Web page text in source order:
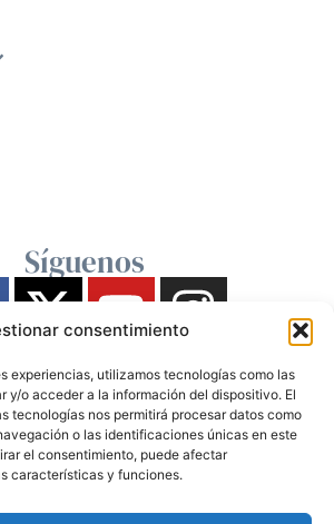
consentimiento
experiencias, utilizamos tecnologías como las
y/o acceder a la información del dispositivo. El
tecnologías nos permitirá procesar datos como
o las identificaciones únicas en este
el consentimiento, puede afectar
características y funciones.
Síguenos